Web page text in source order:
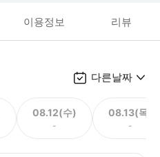
이용정보 리뷰
다른날짜
08.12(수)
-
08.13(목)
-